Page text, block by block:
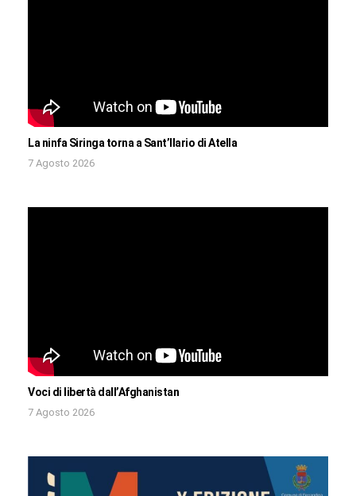
La ninfa Siringa torna a Sant’Ilario di Atella
7 Agosto 2026
Voci di libertà dall’Afghanistan
7 Agosto 2026